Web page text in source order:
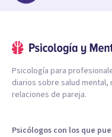
Psicología para
diarios sobre salud
relaciones de pareja.
Psicólogos con los que